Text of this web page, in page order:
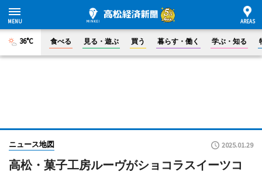
36°C 食べる 見る・遊ぶ 買う 暮らす・働く 学ぶ・知る
ニュース地図 2025.01.29
高松・菓子工房ルーヴがショコラスイーツコ